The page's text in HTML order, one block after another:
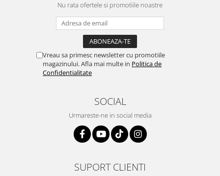
Nu rata ofertele si promotiile noastre
Vreau sa primesc newsletter cu promotiile
magazinului. Afla mai multe in Politica de
Confidentialitate
SOCIAL
Urmareste-ne in social media
SUPORT CLIENTI